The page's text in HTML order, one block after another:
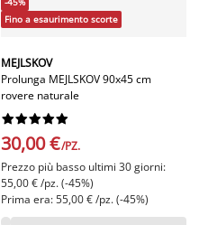
Fino a esaurimento scorte
MEJLSKOV
Prolunga MEJLSKOV 90x45 cm
rovere naturale






30,00 €/PZ.
Prezzo più basso ultimi 30 giorni:
55,00 € /pz. (-45%)
Prima era: 55,00 € /pz. (-45%)